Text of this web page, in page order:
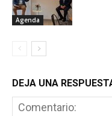
Agenda
DEJA UNA